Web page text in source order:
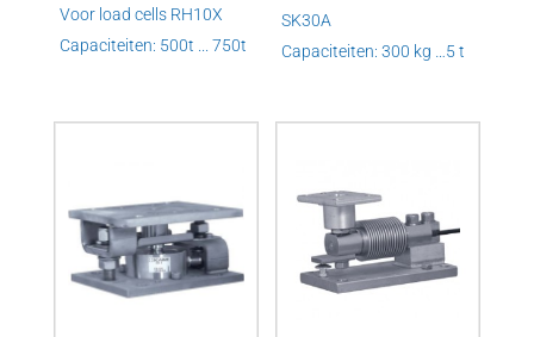
Voor load cells RH10X
Capaciteiten: 500t ... 750t
SK30A
Capaciteiten: 300 kg …5 t